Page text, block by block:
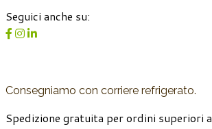
Seguici anche su:
Consegniamo con corriere refrigerato.
Spedizione gratuita per ordini superiori a